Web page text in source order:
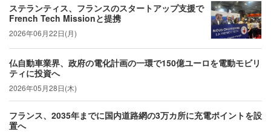
ステランティス、フランスのスタートアップ支援で
French Tech Missionと提携
2026年06月22日(月)
仏自動車業界、政府の電化計画の一環で150億ユーロを電動モビリ
ティに投資へ
2026年05月28日(木)
フランス、2035年までに国内道路網の3万カ所に充電ポイントを設
置へ